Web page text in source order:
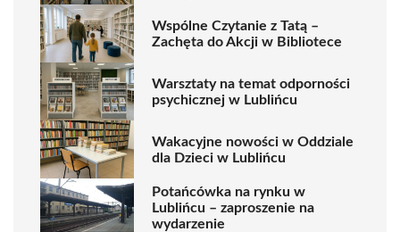
Wspólne Czytanie z Tatą –
Zachęta do Akcji w Bibliotece
Warsztaty na temat odporności
psychicznej w Lublińcu
Wakacyjne nowości w Oddziale
dla Dzieci w Lublińcu
Potańcówka na rynku w
Lublińcu – zaproszenie na
wydarzenie